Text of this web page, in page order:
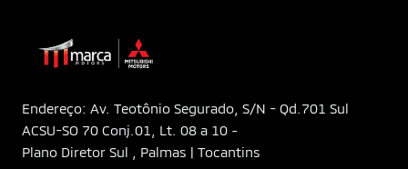
Endereço: Av. Teotônio Segurado, S/N - Qd.701 Sul
ACSU-SO 70 Conj.01, Lt. 08 a 10 -
Plano Diretor Sul , Palmas | Tocantins